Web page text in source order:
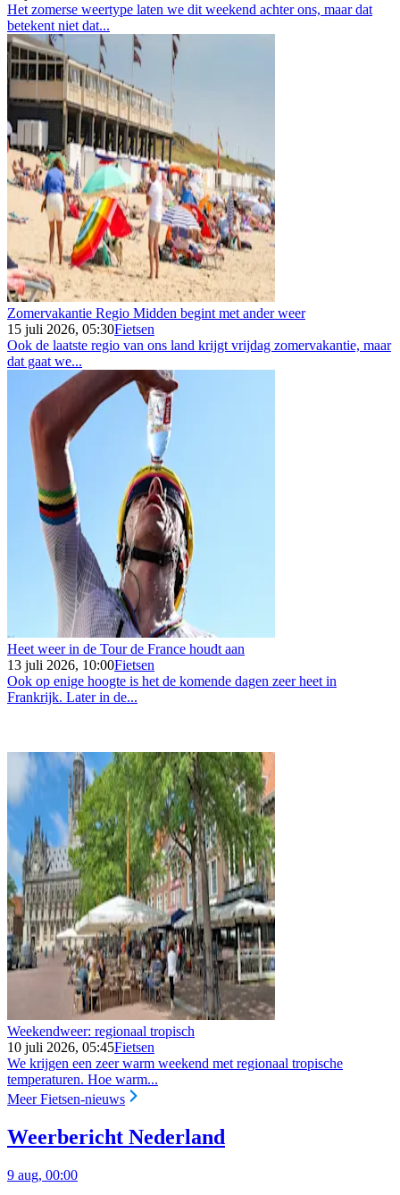
Het zomerse weertype laten we dit weekend achter ons, maar dat
betekent niet dat...
Zomervakantie Regio Midden begint met ander weer
15 juli 2026, 05:30Fietsen
Ook de laatste regio van ons land krijgt vrijdag zomervakantie, maar
dat gaat we...
Heet weer in de Tour de France houdt aan
13 juli 2026, 10:00Fietsen
Ook op enige hoogte is het de komende dagen zeer heet in
Frankrijk. Later in de...
Weekendweer: regionaal tropisch
10 juli 2026, 05:45Fietsen
We krijgen een zeer warm weekend met regionaal tropische
temperaturen. Hoe warm...
Meer Fietsen-nieuws
Weerbericht Nederland
9 aug, 00:00